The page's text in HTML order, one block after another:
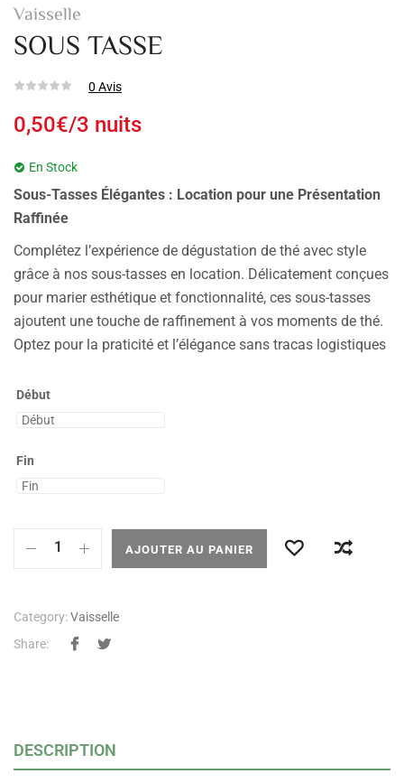
Vaisselle
SOUS TASSE
0 Avis
0,50€/3 nuits
En Stock
Sous-Tasses Élégantes : Location pour une Présentation
Raffinée
Complétez l’expérience de dégustation de thé avec style
grâce à nos sous-tasses en location. Délicatement conçues
pour marier esthétique et fonctionnalité, ces sous-tasses
ajoutent une touche de raffinement à vos moments de thé.
Optez pour la praticité et l’élégance sans tracas logistiques
Début
Fin
AJOUTER AU PANIER
Category:Vaisselle
Share:
DESCRIPTION